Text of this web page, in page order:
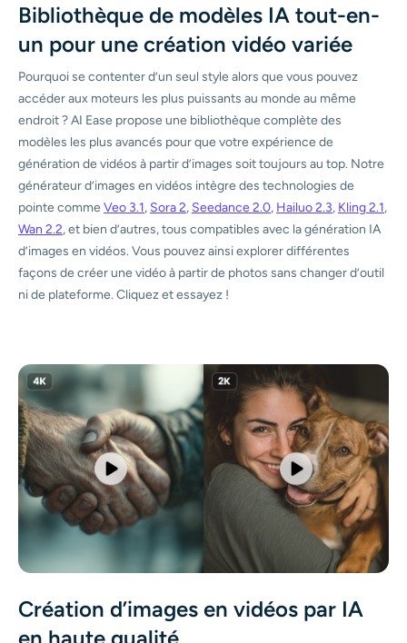
Bibliothèque de modèles IA tout-en-
un pour une création vidéo variée
Pourquoi se contenter d’un seul style alors que vous pouvez
accéder aux moteurs les plus puissants au monde au même
endroit ? AI Ease propose une bibliothèque complète des
modèles les plus avancés pour que votre expérience de
génération de vidéos à partir d’images soit toujours au top. Notre
générateur d’images en vidéos intègre des technologies de
pointe comme Veo 3.1, Sora 2, Seedance 2.0, Hailuo 2.3, Kling 2.1,
Wan 2.2, et bien d’autres, tous compatibles avec la génération IA
d’images en vidéos. Vous pouvez ainsi explorer différentes
façons de créer une vidéo à partir de photos sans changer d’outil
ni de plateforme. Cliquez et essayez !
Création d’images en vidéos par IA